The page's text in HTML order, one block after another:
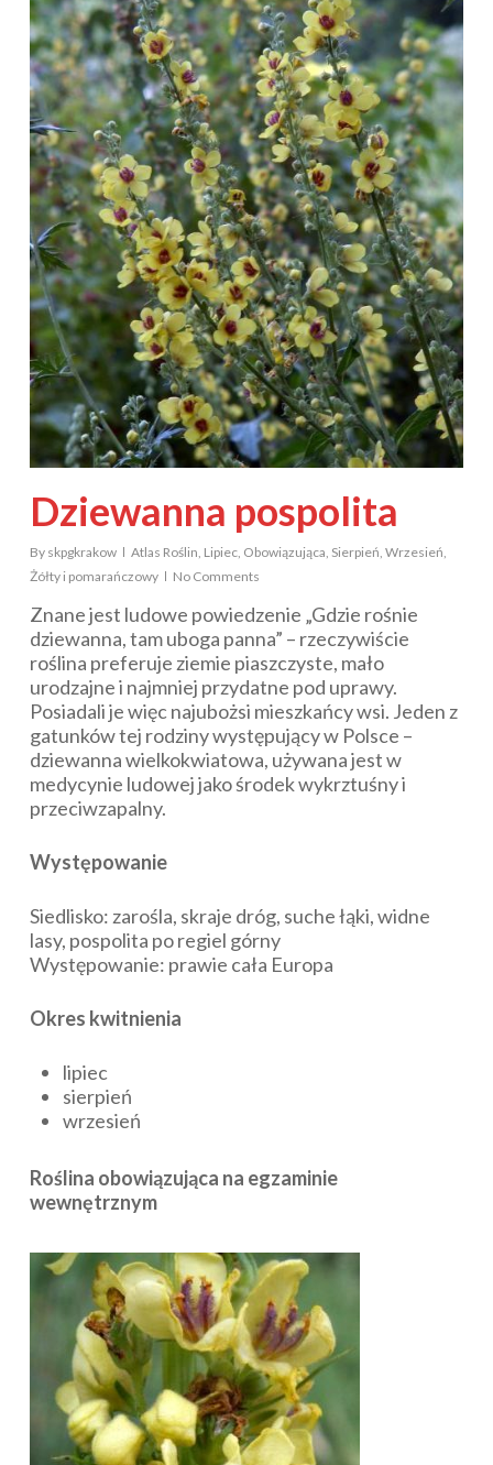
Dziewanna pospolita
By skpgkrakow Atlas Roślin Lipiec, Obowiązująca Sierpień Wrzesień
Żółty i pomarańczowy
No Comments
Znane jest ludowe powiedzenie „Gdzie rośnie
dziewanna, tam uboga panna” – rzeczywiście
roślina preferuje ziemie piaszczyste, mało
urodzajne i najmniej przydatne pod uprawy.
Posiadali je więc najubożsi mieszkańcy wsi. Jeden z
gatunków tej rodziny występujący w Polsce –
dziewanna wielkokwiatowa, używana jest w
medycynie ludowej jako środek wykrztuśny i
przeciwzapalny.
Występowanie
Siedlisko: zarośla, skraje dróg, suche łąki, widne
lasy, pospolita po regiel górny
Występowanie: prawie cała Europa
Okres kwitnienia
lipiec
sierpień
wrzesień
Roślina obowiązująca na egzaminie
wewnętrznym